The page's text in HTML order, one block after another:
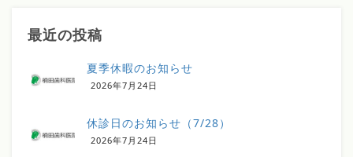
最近の投稿
夏季休暇のお知らせ
2026年7月24日
休診日のお知らせ（7/28）
2026年7月24日